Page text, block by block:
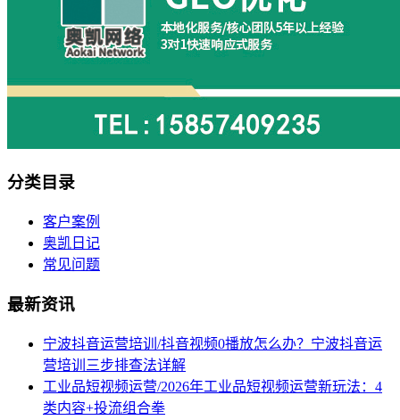
分类目录
客户案例
奥凯日记
常见问题
最新资讯
宁波抖音运营培训/抖音视频0播放怎么办？宁波抖音运
营培训三步排查法详解
工业品短视频运营/2026年工业品短视频运营新玩法：4
类内容+投流组合拳